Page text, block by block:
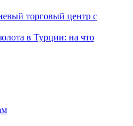
торговый центр с
в Турции: на что